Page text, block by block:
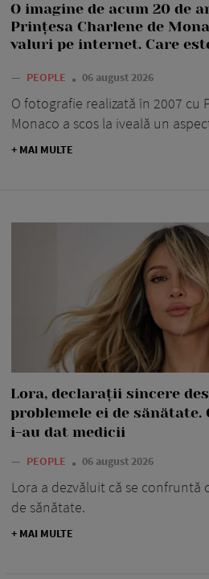
O imagine de acum 20 de
Prințesa Charlene de
valuri pe internet. Care
— PEOPLE 06 august 2026
O fotografie realizată în 2007 cu
Monaco a scos la iveală un
+ MAI MULTE
Lora, declarații sincere
problemele ei de sănătate.
i-au dat medicii
— PEOPLE 06 august 2026
Lora a dezvăluit că se
de sănătate.
+ MAI MULTE